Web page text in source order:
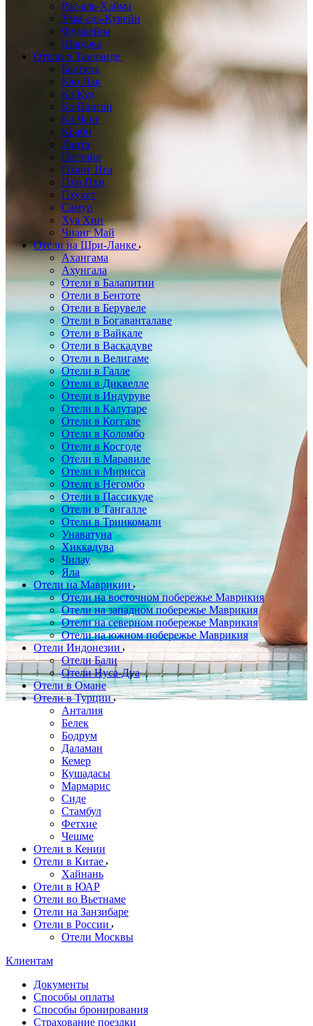
Рас-аль-Хайма
Умм-аль-Кувейн
Фуджейра
Шарджа
Отели в Таиланде
Бангкок
Као Лак
Ко Куд
Ко Панган
Ко Чанг
Краби
Ланта
Паттайя
Пханг Нга
Пхи Пхи
Пхукет
Самуи
Хуа Хин
Чианг Май
Отели на Шри-Ланке
Ахангама
Ахунгала
Отели в Балапитии
Отели в Бентоте
Отели в Берувеле
Отели в Богаванталаве
Отели в Вайкале
Отели в Васкадуве
Отели в Велигаме
Отели в Галле
Отели в Диквелле
Отели в Индуруве
Отели в Калутаре
Отели в Коггале
Отели в Коломбо
Отели в Косгоде
Отели в Маравиле
Отели в Мирисса
Отели в Негомбо
Отели в Пассикуде
Отели в Тангалле
Отели в Тринкомали
Унаватуна
Хиккадува
Чилау
Яла
Отели на Маврикии
Отели на восточном побережье Маврикия
Отели на западном побережье Маврикия
Отели на северном побережье Маврикия
Отели на южном побережье Маврикия
Отели Индонезии
Отели Бали
Отели Нуса-Дуа
Отели в Омане
Отели в Турции
Анталия
Белек
Бодрум
Даламан
Кемер
Кушадасы
Мармарис
Сиде
Стамбул
Фетхие
Чешме
Отели в Кении
Отели в Китае
Хайнань
Отели в ЮАР
Отели во Вьетнаме
Отели на Занзибаре
Отели в России
Отели Москвы
Клиентам
Документы
Способы оплаты
Способы бронирования
Страхование поездки